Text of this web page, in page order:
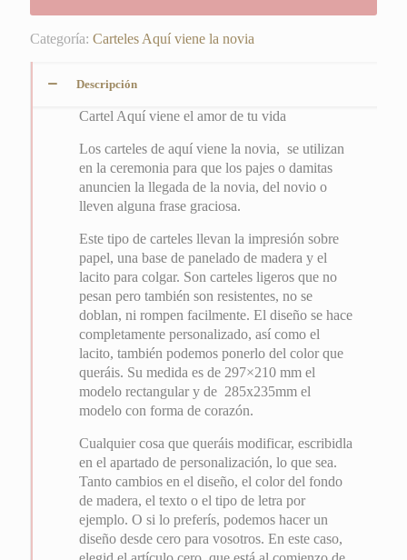
vida
Categoría: Carteles Aquí viene la novia
Descripción
Cartel Aquí viene el amor de tu vida
Los carteles de aquí viene la novia, se utilizan
en la ceremonia para que los pajes o damitas
anuncien la llegada de la novia, del novio o
lleven alguna frase graciosa.
Este tipo de carteles llevan la impresión sobre
papel, una base de panelado de madera y el
lacito para colgar. Son carteles ligeros que no
pesan pero también son resistentes, no se
doblan, ni rompen facilmente. El diseño se hace
completamente personalizado, así como el
lacito, también podemos ponerlo del color que
queráis. Su medida es de 297×210 mm el
modelo rectangular y de 285x235mm el
modelo con forma de corazón.
Cualquier cosa que queráis modificar, escribidla
en el apartado de personalización, lo que sea.
Tanto cambios en el diseño, el color del fondo
de madera, el texto o el tipo de letra por
ejemplo. O si lo preferís, podemos hacer un
diseño desde cero para vosotros. En este caso,